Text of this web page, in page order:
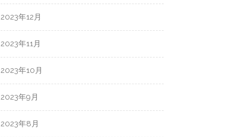
2023年12月
2023年11月
2023年10月
2023年9月
2023年8月